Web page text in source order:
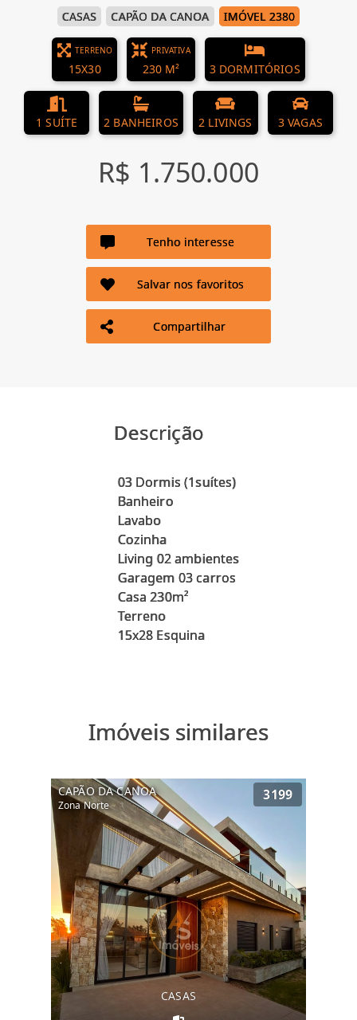
CASAS CAPÃO DA CANOA IMÓVEL 2380
TERRENO
15X30
PRIVATIVA
230 M² 3 DORMITÓRIOS
1 SUÍTE 2 BANHEIROS 2 LIVINGS 3 VAGAS
R$ 1.750.000
Tenho interesse
Salvar nos favoritos
Compartilhar
Descrição
03 Dormis (1suítes)
Banheiro
Lavabo
Cozinha
Living 02 ambientes
Garagem 03 carros
Casa 230m²
Terreno
Imóveis similares
CAPÃO DA CANOA
Zona Norte
3199
CASAS